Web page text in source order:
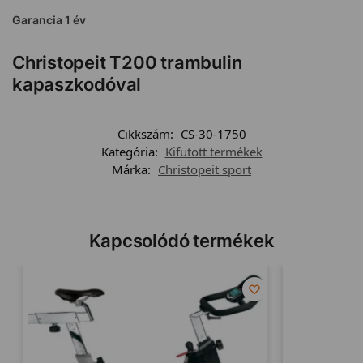
Garancia 1 év
Christopeit T200 trambulin
kapaszkodóval
Cikkszám: CS-30-1750
Kategória: Kifutott termékek
Márka: Christopeit sport
Kapcsolódó termékek